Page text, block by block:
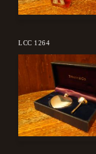
LCC 1264